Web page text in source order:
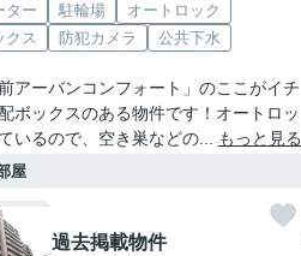
ター 駐輪場
オートロック
クス
防犯カメラ 公共下水
前アーバンコンフォート」のここがイチ
ボックスのある物件です！オートロッ
いるので、空き巣などの...
もっと見る
屋
過去掲載物件